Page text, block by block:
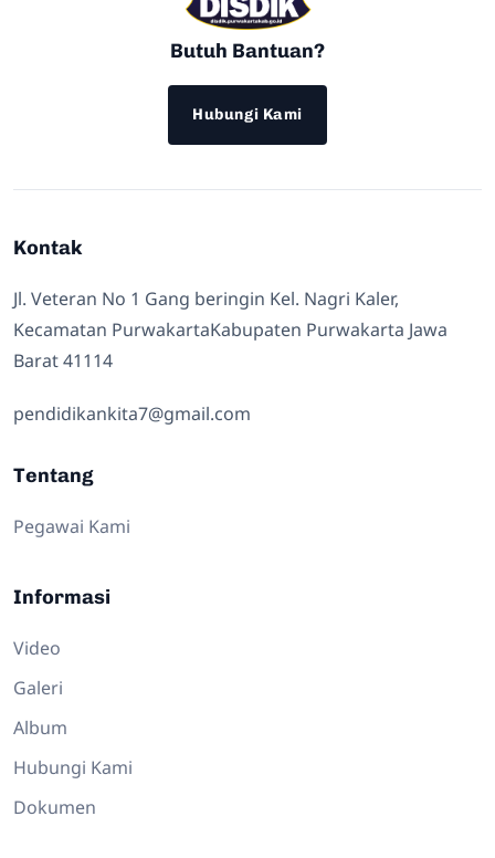
Butuh Bantuan?
Hubungi Kami
Kontak
Jl. Veteran No 1 Gang beringin Kel. Nagri Kaler,
Kecamatan PurwakartaKabupaten Purwakarta Jawa
Barat 41114
pendidikankita7@gmail.com
Tentang
Pegawai Kami
Informasi
Video
Galeri
Album
Hubungi Kami
Dokumen